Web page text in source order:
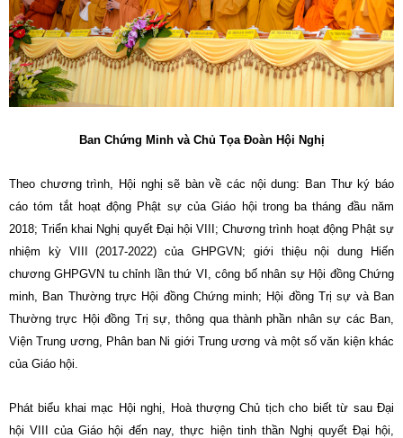
Ban Chứng Minh và Chủ Tọa Đoàn Hội Nghị
Theo chương trình, Hội nghị sẽ bàn về các nội dung: Ban Thư ký báo
cáo tóm tắt hoạt động Phật sự của Giáo hội trong ba tháng đầu năm
2018; Triển khai Nghị quyết Đại hội VIII; Chương trình hoạt động Phật sự
nhiệm kỳ VIII (2017-2022) của GHPGVN; giới thiệu nội dung Hiến
chương GHPGVN tu chỉnh lần thứ VI, công bố nhân sự Hội đồng Chứng
minh, Ban Thường trực Hội đồng Chứng minh; Hội đồng Trị sự và Ban
Thường trực Hội đồng Trị sự, thông qua thành phần nhân sự các Ban,
Viện Trung ương, Phân ban Ni giới Trung ương và một số văn kiện khác
của Giáo hội.
Phát biểu khai mạc Hội nghị, Hoà thượng Chủ tịch cho biết từ sau Đại
hội VIII của Giáo hội đến nay, thực hiện tinh thần Nghị quyết Đại hội,